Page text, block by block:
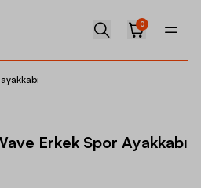
0
Erkek Spor Ayakkabı